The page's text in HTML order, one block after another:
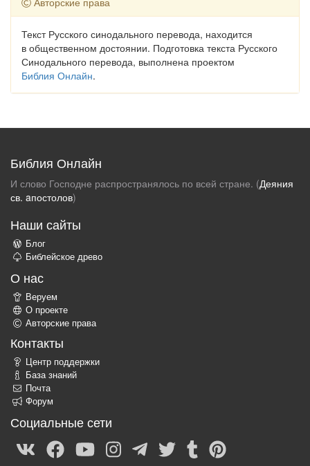
Текст Русского синодального перевода, находится
в общественном достоянии. Подготовка текста Русского
Синодального перевода, выполнена проектом
Библия Онлайн.
Библия Онлайн
И слово Господне распространялось по всей стране. (Деяния
св. aпостолов)
Наши сайты
Блог
Библейское древо
О нас
Веруем
О проекте
Авторские права
Контакты
Центр поддержки
База знаний
Почта
Форум
Социальные сети